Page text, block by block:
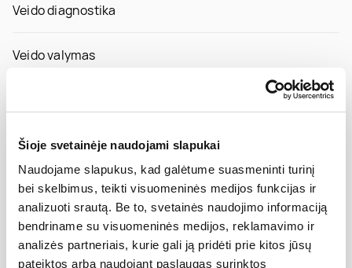
Šioje svetainėje naudojami slapukai
Naudojame slapukus, kad galėtume suasmeninti turinį
bei skelbimus, teikti visuomeninės medijos funkcijas ir
analizuoti srautą. Be to, svetainės naudojimo informaciją
bendriname su visuomeninės medijos, reklamavimo ir
analizės partneriais, kurie gali ją pridėti prie kitos jūsų
pateiktos arba naudojant paslaugas surinktos
Veido diagnostika
Veido valymas
Rūgštinės procedūros veidui su NOON Aesthetic
Karboksi terapija veidui
Neinvazinės odos atjauninimo procedūros